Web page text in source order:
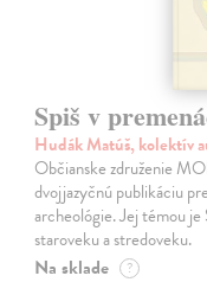
Spiš v
Hudák Matúš, kolektív
Občianske združenie
dvojjazyčnú publikáciu
archeológie. Jej témou je
staroveku a stredoveku.
Na sklade ?